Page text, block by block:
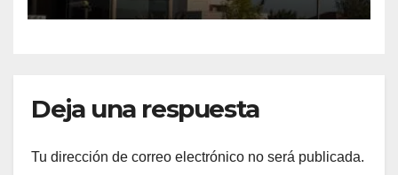
Deja una respuesta
Tu dirección de correo electrónico no será publicada.